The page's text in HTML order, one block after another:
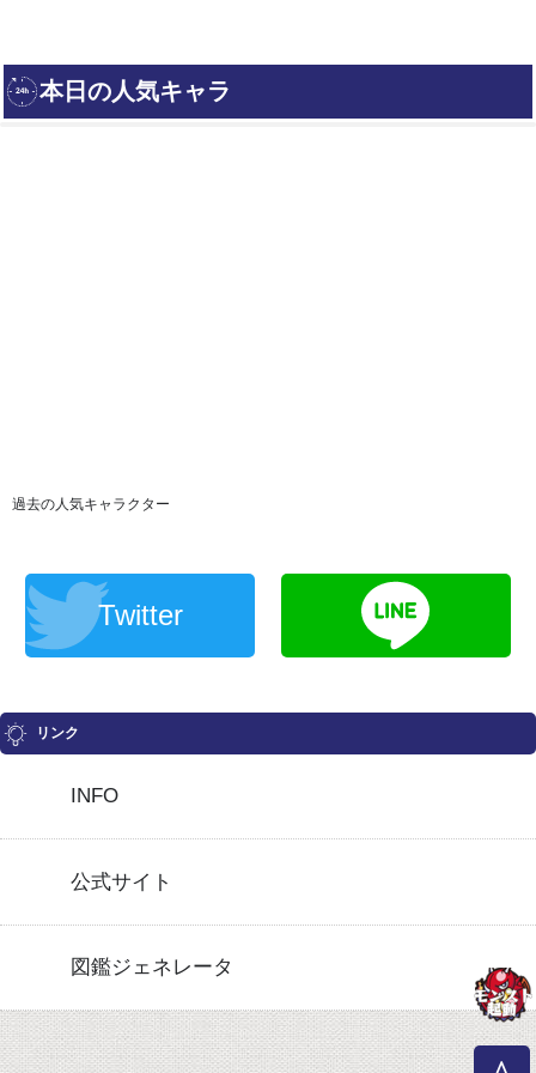
過去の人気キャラクター
Twitter
リンク
INFO
公式サイト
図鑑ジェネレータ